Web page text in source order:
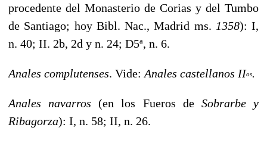
procedente del Monasterio de Corias y del Tumbo
de Santiago; hoy Bibl. Nac., Madrid ms. 1358): I,
n. 40; II. 2b, 2d y n. 24; D5ª, n. 6.
Anales complutenses. Vide: Anales castellanos IIos.
Anales navarros(en los Fueros de Sobrarbe y
Ribagorza): I, n. 58; II, n. 26.